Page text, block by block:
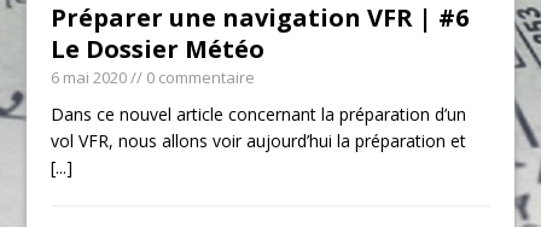
Préparer une navigation VFR | #6
Le Dossier Météo
6 mai 2020// 0 commentaire
Dans ce nouvel article concernant la préparation d’un
vol VFR, nous allons voir aujourd’hui la préparation et
[...]